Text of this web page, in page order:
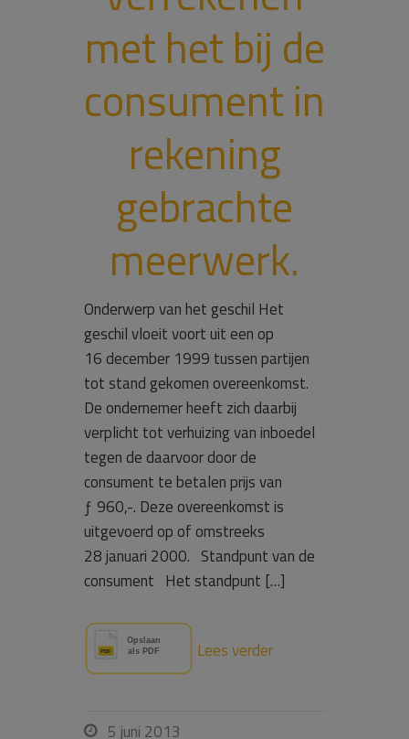
met het bij de
consument in
rekening
gebrachte
meerwerk.
Onderwerp van het geschil Het
geschil vloeit voort uit een op
16 december 1999 tussen partijen
tot stand gekomen overeenkomst.
De ondernemer heeft zich daarbij
verplicht tot verhuizing van inboedel
tegen de daarvoor door de
consument te betalen prijs van
ƒ 960,-. Deze overeenkomst is
uitgevoerd op of omstreeks
28 januari 2000. Standpunt van de
consument Het standpunt […]
Lees verder
 5 juni 2013